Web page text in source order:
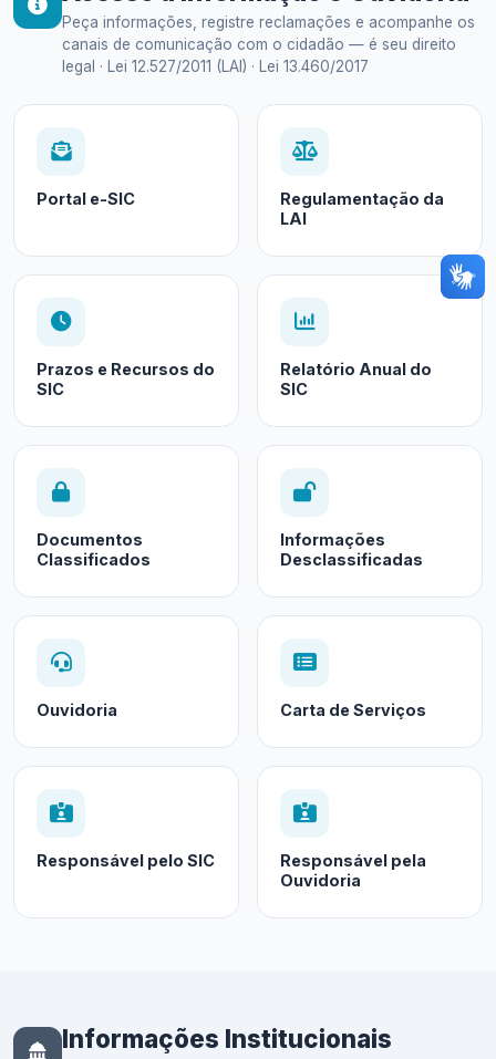
Peça informações, registre reclamações e acompanhe os
canais de comunicação com o cidadão — é seu direito
legal · Lei 12.527/2011 (LAI) · Lei 13.460/2017
Portal e-SIC
Regulamentação da
LAI
Prazos e Recursos do
SIC
Relatório Anual do
SIC
Documentos
Classificados
Informações
Desclassificadas
Ouvidoria Carta de Serviços
Responsável pelo SIC
Responsável pela
Ouvidoria
Informações Institucionais